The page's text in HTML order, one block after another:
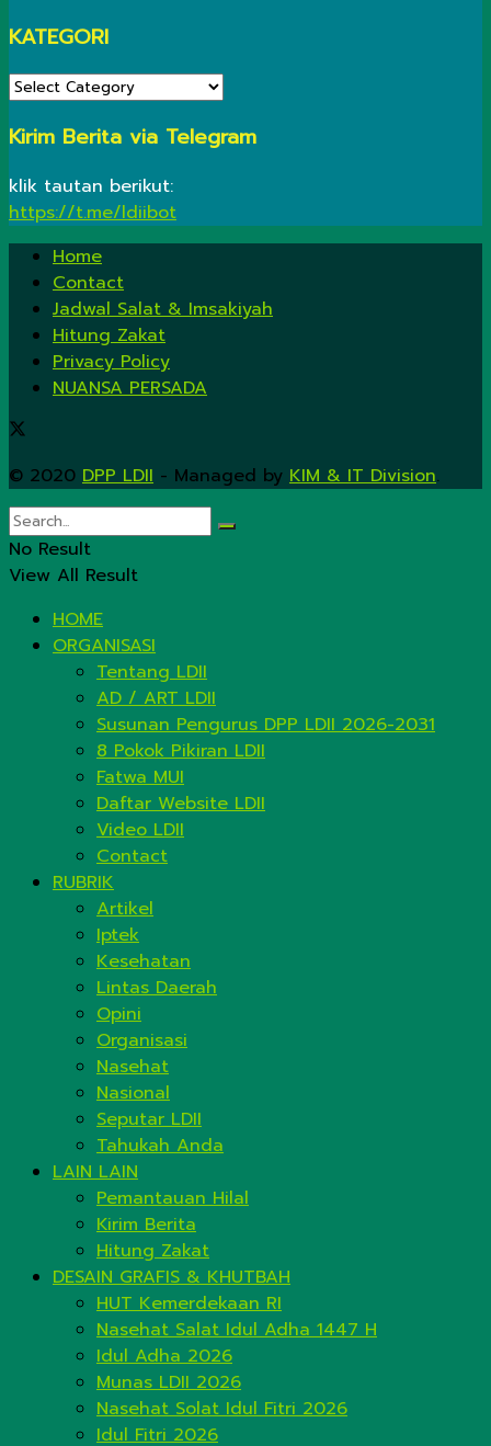
KATEGORI
KATEGORI
Kirim Berita via Telegram
klik tautan berikut:
https://t.me/ldiibot
Home
Contact
Jadwal Salat & Imsakiyah
Hitung Zakat
Privacy Policy
NUANSA PERSADA
© 2020 DPP LDII - Managed by KIM & IT Division.
No Result
View All Result
HOME
ORGANISASI
Tentang LDII
AD / ART LDII
Susunan Pengurus DPP LDII 2026-2031
8 Pokok Pikiran LDII
Fatwa MUI
Daftar Website LDII
Video LDII
Contact
RUBRIK
Artikel
Iptek
Kesehatan
Lintas Daerah
Opini
Organisasi
Nasehat
Nasional
Seputar LDII
Tahukah Anda
LAIN LAIN
Pemantauan Hilal
Kirim Berita
Hitung Zakat
DESAIN GRAFIS & KHUTBAH
HUT Kemerdekaan RI
Nasehat Salat Idul Adha 1447 H
Idul Adha 2026
Munas LDII 2026
Nasehat Solat Idul Fitri 2026
Idul Fitri 2026